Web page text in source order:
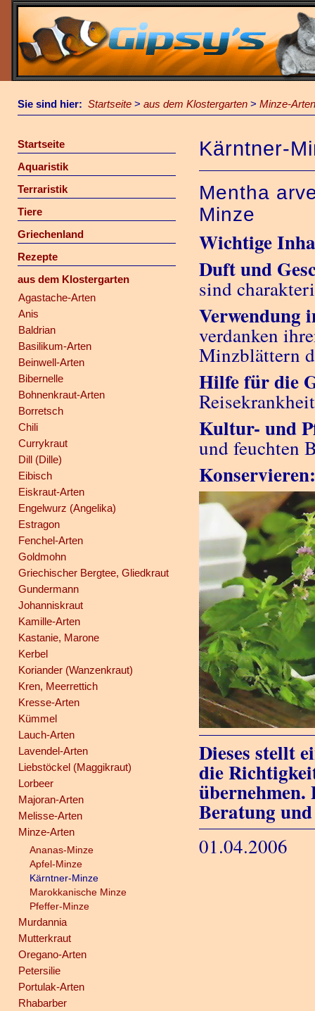
Sie sind hier: Startseite > aus dem Klostergarten > Minze-Arten
Startseite
Aquaristik
Terraristik
Tiere
Griechenland
Rezepte
aus dem Klostergarten
Agastache-Arten
Anis
Baldrian
Basilikum-Arten
Beinwell-Arten
Bibernelle
Bohnenkraut-Arten
Borretsch
Chili
Currykraut
Dill (Dille)
Eibisch
Eiskraut-Arten
Engelwurz (Angelika)
Estragon
Fenchel-Arten
Goldmohn
Griechischer Bergtee, Gliedkraut
Gundermann
Johanniskraut
Kamille-Arten
Kastanie, Marone
Kerbel
Koriander (Wanzenkraut)
Kren, Meerrettich
Kresse-Arten
Kümmel
Lauch-Arten
Lavendel-Arten
Liebstöckel (Maggikraut)
Lorbeer
Majoran-Arten
Melisse-Arten
Minze-Arten
Ananas-Minze
Apfel-Minze
Kärntner-Minze
Marokkanische Minze
Pfeffer-Minze
Murdannia
Mutterkraut
Oregano-Arten
Petersilie
Portulak-Arten
Rhabarber
Kärntner-
Mentha
Minze
Wichtige
Duft und
sind
Verwendung
verdanken
Minzblättern
Hilfe für die
Kultur- und
und feuchten
Dieses stellt
die
Beratung
01.04.2006